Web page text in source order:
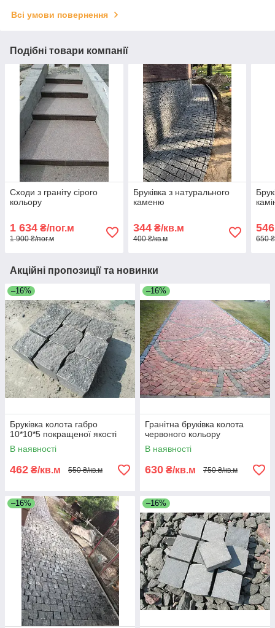
Всі умови повернення
Подібні товари компанії
Сходи з граніту сірого
кольору
1 634 ₴/пог.м
1 900 ₴/пог.м
Бруківка з натурального
каменю
344₴/кв.м
400 ₴/кв.м
546
650
Акційні пропозиції та новинки
–16%
Бруківка колота габро
10*10*5 покращеної якості
В наявності
462 ₴/кв.м 550 ₴/кв.м
–16%
Гранітна бруківка колота
червоного кольору
В наявності
630 ₴/кв.м 750 ₴/кв.м
–16% –16%